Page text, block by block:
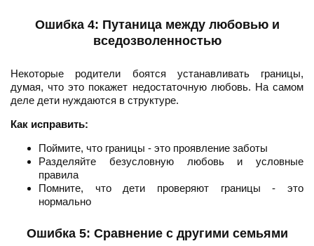
Ошибка 4: Путаница между любовью и
вседозволенностью
Некоторые родители боятся устанавливать границы,
думая, что это покажет недостаточную любовь. На самом
деле дети нуждаются в структуре.
Как исправить:
Поймите, что границы - это проявление заботы
Разделяйте безусловную любовь и условные
правила
Помните, что дети проверяют границы - это
нормально
Ошибка 5: Сравнение с другими семьями